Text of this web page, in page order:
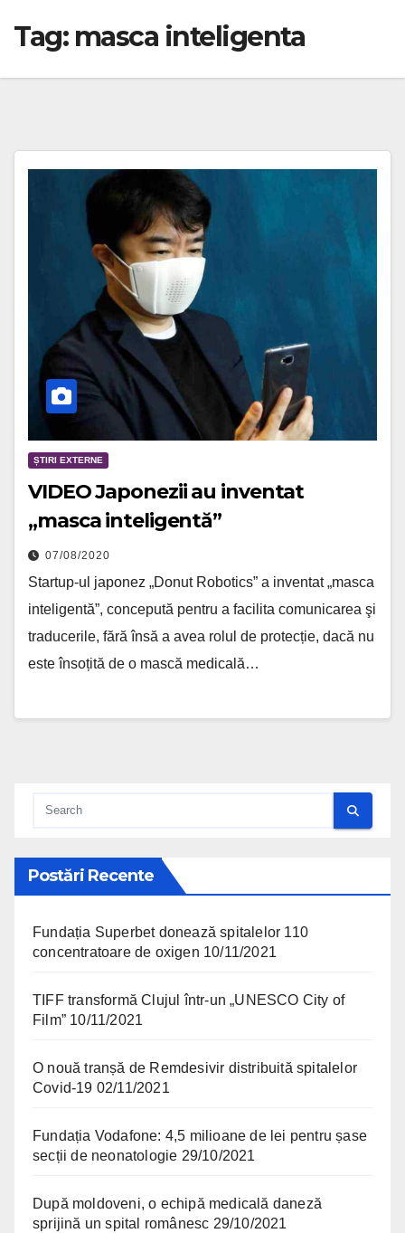
Tag: masca inteligenta
ȘTIRI EXTERNE
VIDEO Japonezii au inventat
„masca inteligentă”
07/08/2020
Startup-ul japonez „Donut Robotics” a inventat „masca
inteligentă”, concepută pentru a facilita comunicarea şi
traducerile, fără însă a avea rolul de protecție, dacă nu
este însoțită de o mască medicală…
Postări Recente
Fundația Superbet donează spitalelor 110
concentratoare de oxigen 10/11/2021
TIFF transformă Clujul într-un „UNESCO City of
Film” 10/11/2021
O nouă tranșă de Remdesivir distribuită spitalelor
Covid-19 02/11/2021
Fundația Vodafone: 4,5 milioane de lei pentru șase
secții de neonatologie 29/10/2021
După moldoveni, o echipă medicală daneză
sprijină un spital românesc 29/10/2021